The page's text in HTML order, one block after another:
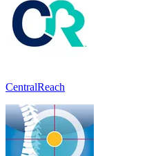
CentralReach